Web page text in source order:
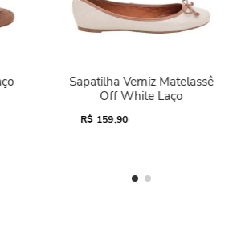
Sapatilha Verniz Matelassê
Off White Laço
R$ 159,90